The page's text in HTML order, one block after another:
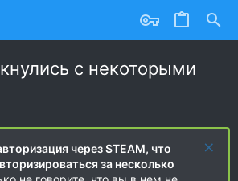
с некоторыми
через STEAM, что
за несколько